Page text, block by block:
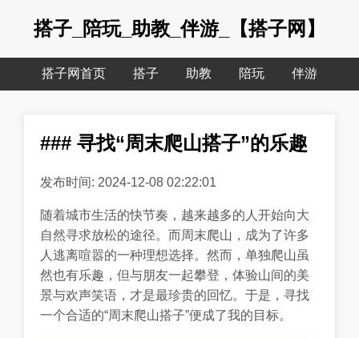
搭子_陪玩_助教_伴游_【搭子网】
搭子网首页 搭子 助教 陪玩 伴游
### 寻找“周末爬山搭子”的乐趣
发布时间: 2024-12-08 02:22:01
随着城市生活的快节奏，越来越多的人开始向大
自然寻求放松的途径。而周末爬山，成为了许多
人逃离喧嚣的一种理想选择。然而，单独爬山虽
然也有乐趣，但与朋友一起攀登，体验山间的美
景与欢声笑语，才是最珍贵的回忆。于是，寻找
一个合适的“周末爬山搭子”便成了我的目标。